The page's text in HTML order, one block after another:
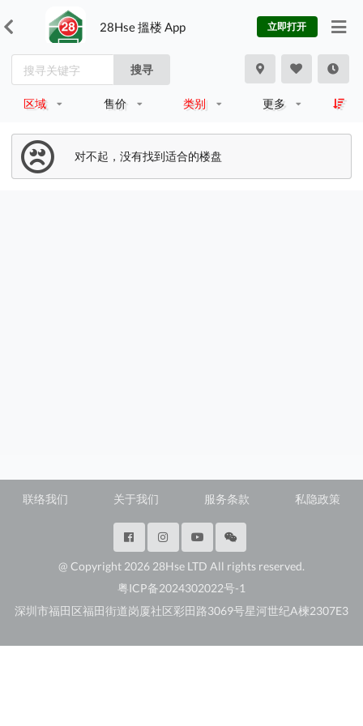
28Hse 搵楼 App 立即打开
搜寻
区域 售价 类别 更多
对不起，没有找到适合的楼盘
联络我们 关于我们 服务条款 私隐政策
@ Copyright 2026 28Hse LTD All rights reserved.
粤ICP备2024302022号-1
深圳市福田区福田街道岗厦社区彩田路3069号星河世纪A楝2307E3